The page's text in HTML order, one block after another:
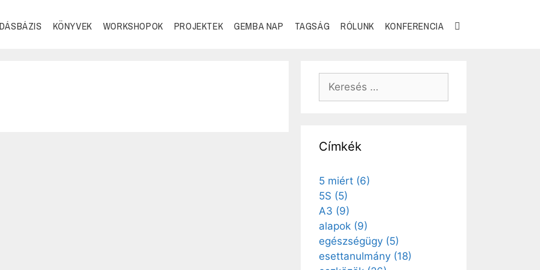
KÖNYVEK WORKSHOPOK PROJEKTEK GEMBA NAP TAGSÁG RÓLUNK KONFERENCIA
Címkék
5 miért (6)
5S (5)
A3 (9)
alapok (9)
egészségügy (5)
esettanulmány (18)